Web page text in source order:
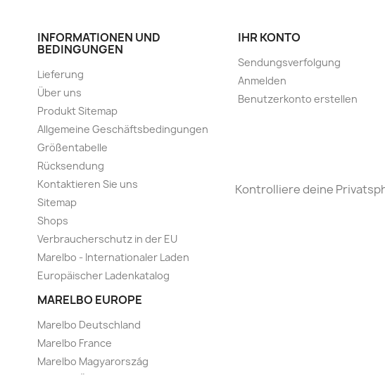
INFORMATIONEN UND
BEDINGUNGEN
Lieferung
Über uns
Produkt Sitemap
Allgemeine Geschäftsbedingungen
Größentabelle
Rücksendung
Kontaktieren Sie uns
Sitemap
Shops
Verbraucherschutz in der EU
Marelbo - Internationaler Laden
Europäischer Ladenkatalog
MARELBO EUROPE
Marelbo Deutschland
Marelbo France
Marelbo Magyarország
IHR KONTO
Sendungsverfolgung
Anmelden
Benutzerkonto erstellen
Kontrolliere deine